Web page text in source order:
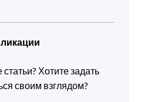
Хотите задать
своим взглядом?